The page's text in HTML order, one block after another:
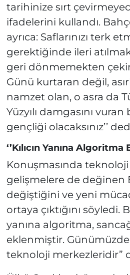
tarihinize sırt
ifadelerini kullandı.
ayrıca: Saflarınızı terk
gerektiğinde ileri
geri dönmemekten
Günü kurtaran değil,
namzet olan, o asra da
Yüzyılı damgasını
gençliği olacaksınız’’
‘’Kılıcın Yanına Algoritma
Konuşmasında
gelişmelere de değinen
değiştiğini ve yeni
ortaya çıktığını söyledi.
yanına algoritma,
eklenmiştir.
teknoloji merkezleridir”